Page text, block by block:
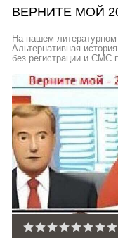
ВЕРНИТЕ МОЙ
На нашем
Альтернативная
без регистрации и СМС